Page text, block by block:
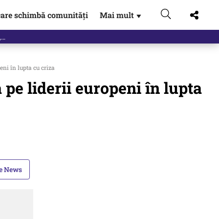
schimbă comunități Mai mult ▼
în lupta cu criza
pe liderii europeni în lupta
News